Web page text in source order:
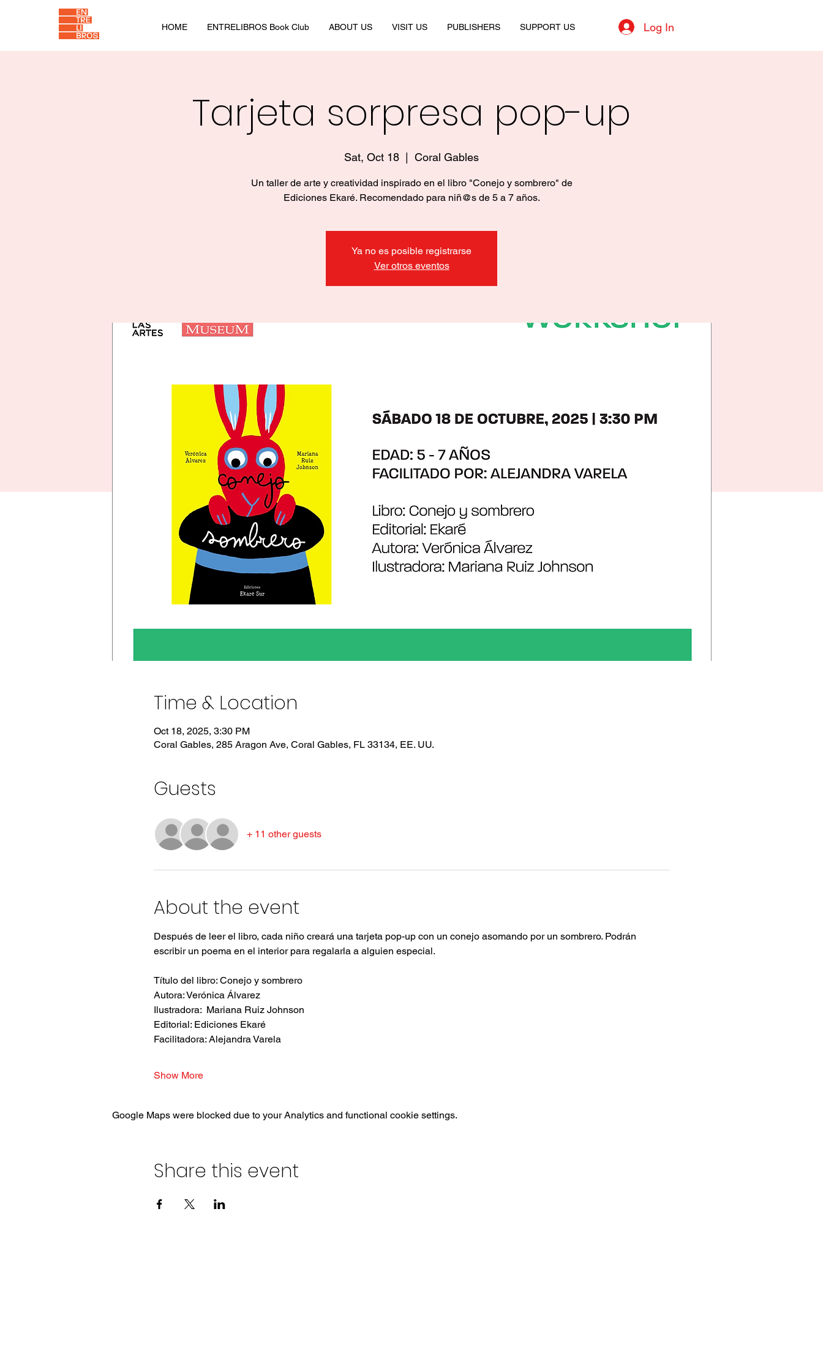
HOME ENTRELIBROS Book Club ABOUT US VISIT US PUBLISHERS SUPPORT US Log In
Tarjeta sorpresa pop-up
Sat, Oct 18 Coral Gables
Un taller de arte y creatividad inspirado en el libro "Conejo y sombrero" de
Ediciones Ekaré. Recomendado para niñ@s de 5 a 7 años.
Ya no es posible registrarse
Ver otros eventos
Time & Location
Oct 18, 2025, 3:30 PM
Coral Gables, 285 Aragon Ave, Coral Gables, FL 33134, EE. UU.
Guests
+ 11 other guests
About the event
Después de leer el libro, cada niño creará una tarjeta pop-up con un conejo asomando por un sombrero. Podrán
escribir un poema en el interior para regalarla a alguien especial.
Título del libro: Conejo y sombrero
Autora: Verónica Álvarez
Ilustradora:  Mariana Ruiz Johnson
Editorial: Ediciones Ekaré
Facilitadora: Alejandra Varela
Show More
Google Maps were blocked due to your Analytics and functional cookie settings.
Share this event